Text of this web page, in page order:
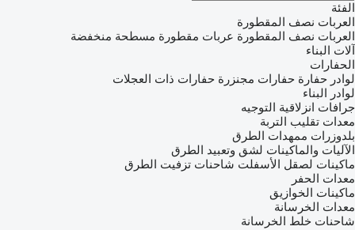
الفئة
العربات نصف المقطورة
العربات نصف المقطورة عربات مقطورة مسطحة منخفضة
آلات البناء
الحفارات
لوادر حفارة حفارات مجنزرة حفارات ذات العجلات
لوادر البناء
جرافات انزلاقية التوجيه
معدات تقليب التربة
بلدوزرات ممهدات الطرق
الآليات والماكينات لشق وتعبيد الطرق
ماكينات لصقل الأسفلت شاحنات تزفيت الطرق
معدات الحفر
ماكينات الخوازيق
معدات الخرسانة
شاحنات خلط الخرسانة